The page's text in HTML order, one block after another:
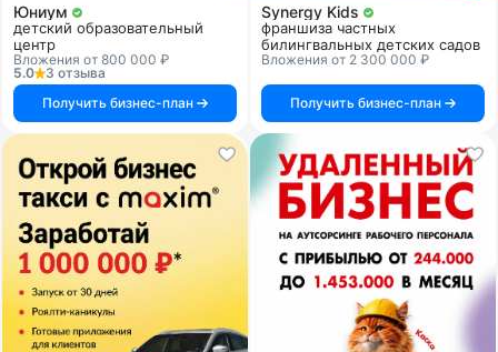
Юниум
детский образовательный
центр
Вложения от 800 000 ₽
5.0
3 отзыва
Получить бизнес-план
Synergy Kids
франшиза частных
билингвальных детских садов
Вложения от 2 300 000 ₽
Получить бизнес-план